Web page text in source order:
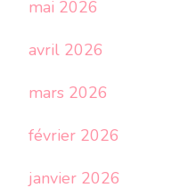
mai 2026
avril 2026
mars 2026
février 2026
janvier 2026